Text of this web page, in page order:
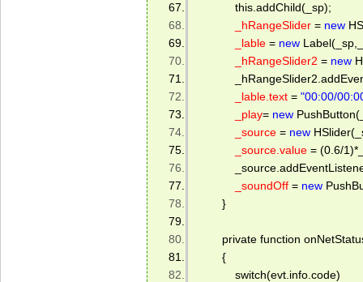
this.addChild(_sp);
_hRangeSlider = new
_lable = new
_hRangeSlider2 = new
_lable.text = "00:00/
_play= new
_source = new
_source.value = (0.6/
_soundOff = new
}
private function
{
switch(evt.info.code)